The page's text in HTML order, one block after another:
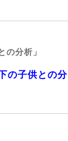
分析」
の子供との分